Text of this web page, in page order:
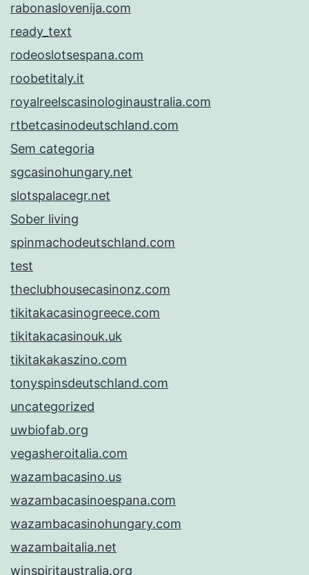
rabonaslovenija.com
ready_text
rodeoslotsespana.com
roobetitaly.it
royalreelscasinologinaustralia.com
rtbetcasinodeutschland.com
Sem categoria
sgcasinohungary.net
slotspalacegr.net
Sober living
spinmachodeutschland.com
test
theclubhousecasinonz.com
tikitakacasinogreece.com
tikitakacasinouk.uk
tikitakakaszino.com
tonyspinsdeutschland.com
uncategorized
uwbiofab.org
vegasheroitalia.com
wazambacasino.us
wazambacasinoespana.com
wazambacasinohungary.com
wazambaitalia.net
winspiritaustralia.org